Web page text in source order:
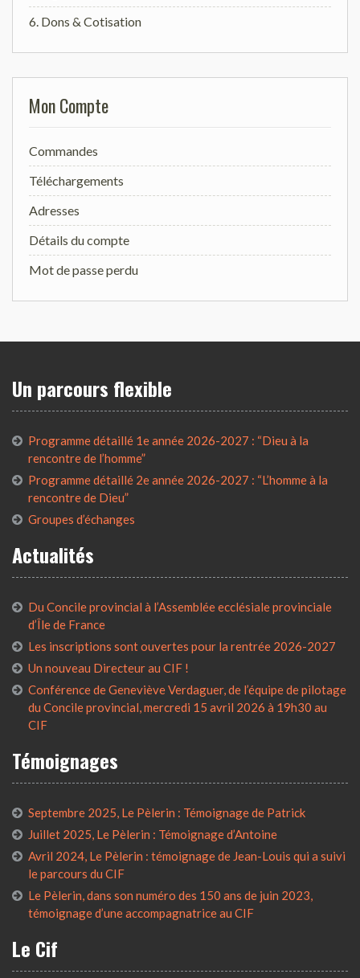
6. Dons & Cotisation
Mon Compte
Commandes
Téléchargements
Adresses
Détails du compte
Mot de passe perdu
Un parcours flexible
Programme détaillé 1e année 2026-2027 : “Dieu à la
rencontre de l’homme”
Programme détaillé 2e année 2026-2027 : “L’homme à la
rencontre de Dieu”
Groupes d’échanges
Actualités
Du Concile provincial à l’Assemblée ecclésiale provinciale
d’Île de France
Les inscriptions sont ouvertes pour la rentrée 2026-2027
Un nouveau Directeur au CIF !
Conférence de Geneviève Verdaguer, de l’équipe de pilotage
du Concile provincial, mercredi 15 avril 2026 à 19h30 au
CIF
Témoignages
Septembre 2025, Le Pèlerin : Témoignage de Patrick
Juillet 2025, Le Pèlerin : Témoignage d’Antoine
Avril 2024, Le Pèlerin : témoignage de Jean-Louis qui a suivi
le parcours du CIF
Le Pèlerin, dans son numéro des 150 ans de juin 2023,
témoignage d’une accompagnatrice au CIF
Le Cif